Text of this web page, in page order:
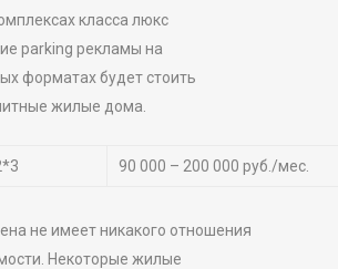
класса люкс
parking рекламы на
форматах будет стоить
жилые дома.
90 000 – 200 000 руб./мес.
не имеет никакого отношения
Некоторые жилые